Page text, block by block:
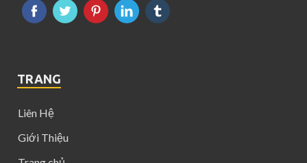
TRANG
Liên Hệ
Giới Thiệu